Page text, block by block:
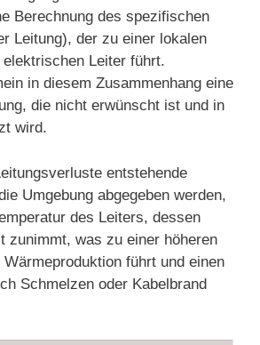
Berechnung des spezifischen
Leitung), der zu einer lokalen
Leiter führt.
in diesem Zusammenhang eine
die nicht erwünscht ist und in
wird.
entstehende
Umgebung abgegeben werden,
des Leiters, dessen
zunimmt, was zu einer höheren
führt und einen
Schmelzen oder Kabelbrand